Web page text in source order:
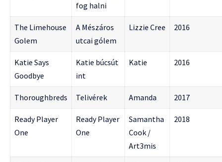
fog halni
The Limehouse
Golem
A Mészáros
utcai gólem
Lizzie Cree 2016
Katie Says
Goodbye
Katie búcsút
int
Katie 2016
Thoroughbreds Telivérek Amanda 2017
Ready Player
One
Ready Player
One
Samantha
Cook /
Art3mis
2018